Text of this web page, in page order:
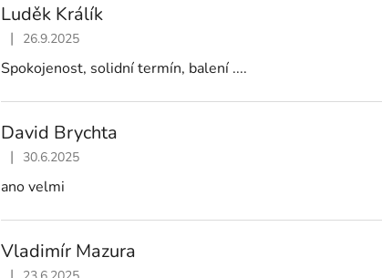
Luděk Králík
Hodnocení obchodu je 5 z 5 hvězdiček.
| 26.9.2025
Spokojenost, solidní termín, balení ....
David Brychta
Hodnocení obchodu je 5 z 5 hvězdiček.
| 30.6.2025
ano velmi
Vladimír Mazura